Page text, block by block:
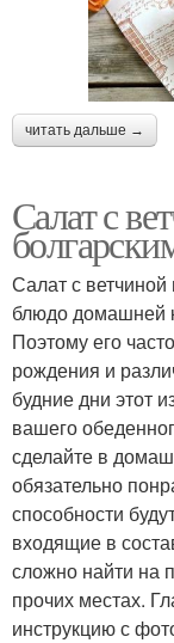
читать дальше →
Салат с
Салат с
блюдо домашней
Поэтому его
рождения и
будние дни этот
вашего
сделайте в
обязательно
способности
входящие в
сложно найти на
прочих местах.
инструкцию с